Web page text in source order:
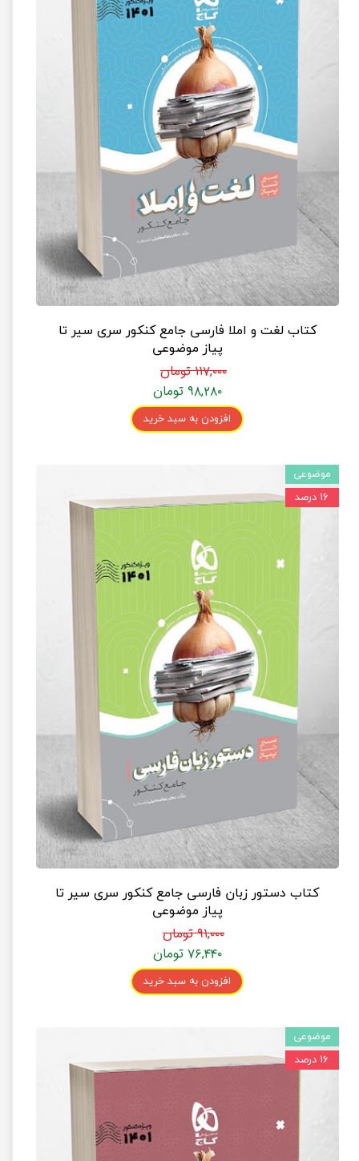
کتاب لغت و املا فارسی جامع کنکور سری سیر تا
پیاز موضوعی
۱۱۷,۰۰۰ تومان
۹۸,۲۸۰ تومان
افزودن به سبد خرید
کتاب دستور زبان فارسی جامع کنکور سری سیر تا
پیاز موضوعی
۹۱,۰۰۰ تومان
۷۶,۴۴۰ تومان
افزودن به سبد خرید
موضوعی
۱۶ درصد
موضوعی
۱۶ درصد